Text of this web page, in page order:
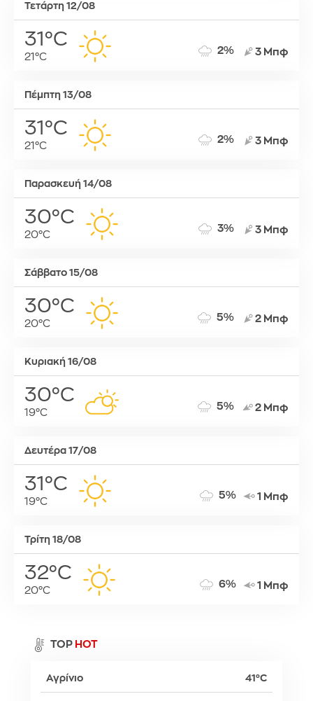
Τετάρτη 12/08
31°C
21°C
2% 3 Μπφ
Πέμπτη 13/08
31°C
21°C
2% 3 Μπφ
Παρασκευή 14/08
30°C
20°C
3% 3 Μπφ
Σάββατο 15/08
30°C
20°C
5% 2 Μπφ
Κυριακή 16/08
30°C
19°C
5% 2 Μπφ
Δευτέρα 17/08
31°C
19°C
5% 1 Μπφ
Τρίτη 18/08
32°C
20°C
6% 1 Μπφ
TOP HOT
Αγρίνιο 41°C